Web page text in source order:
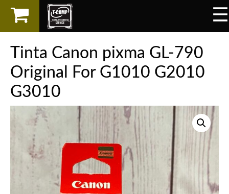
☰
×
LAPTOP
SPAREPART
AKSESORIS
SERVICES
Tinta Canon pixma GL-790
Original For G1010 G2010
G3010